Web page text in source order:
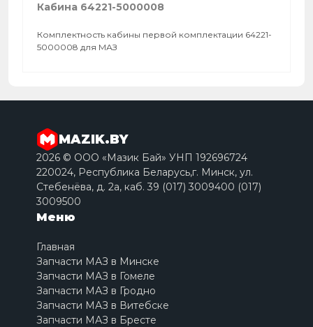
Кабина 64221-5000008
Комплектность кабины первой комплектации 64221-
5000008 для МАЗ
MAZIK.BY
2026 © ООО «Мазик Бай» УНП 192696724
220024, Республика Беларусь,г. Минск, ул.
Стебенёва, д. 2a, каб. 39 (017) 3009400 (017)
3009500
Меню
Главная
Запчасти МАЗ в Минске
Запчасти МАЗ в Гомеле
Запчасти МАЗ в Гродно
Запчасти МАЗ в Витебске
Запчасти МАЗ в Бресте